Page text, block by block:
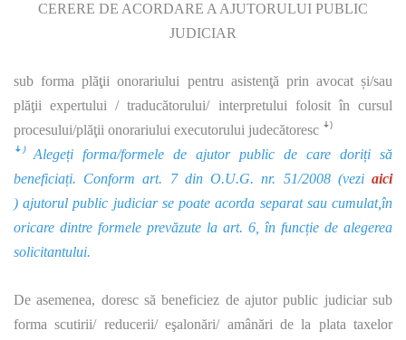
CERERE DE ACORDARE A AJUTORULUI PUBLIC
JUDICIAR
sub forma plăţii onorariului pentru asistenţă prin avocat și/sau
plăţii expertului / traducătorului/ interpretului folosit în cursul
procesului/plăţii onorariului executorului judecătoresc ꜜ⁾
ꜜ⁾ Alegeți forma/formele de ajutor public de care doriți să
beneficiați. Conformart. 7 din O.U.G. nr. 51/2008 (veziaici
) ajutorul public judiciar se poate acorda separat sau cumulat,în
oricare dintre formele prevăzute la art. 6, în funcție de alegerea
solicitantului.
De asemenea, doresc să beneficiez de ajutor public judiciar sub
forma scutirii/ reducerii/ eşalonări/ amânări de la plata taxelor